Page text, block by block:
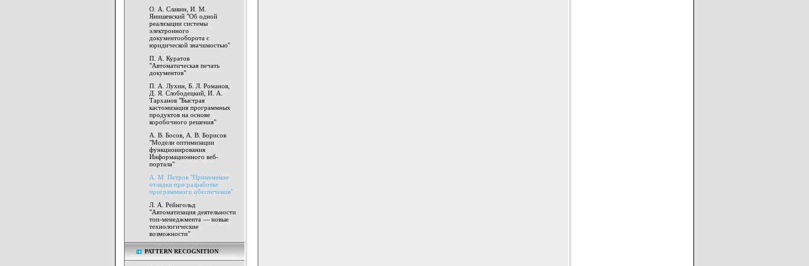
О. А. Славин, И. М.
Янишевский "Об одной
реализации системы
электронного
документооборота с
юридической значимостью"
П. А. Куратов
"Автоматическая печать
документов"
П. А. Лухин, Б. Л. Романов,
Д. Я. Слободецкий, И. А.
Тарханов "Быстрая
кастомизация программных
продуктов на основе
коробочного решения"
А. В. Босов, А. В. Борисов
"Модели оптимизации
функционирования
Информационного веб-
портала"
А. М. Петров "Применение
отладки при разработке
программного обеспечения"
Л. А. Рейнгольд
"Автоматизация деятельности
топ-менеджмента — новые
технологические
возможности"
PATTERN RECOGNITION